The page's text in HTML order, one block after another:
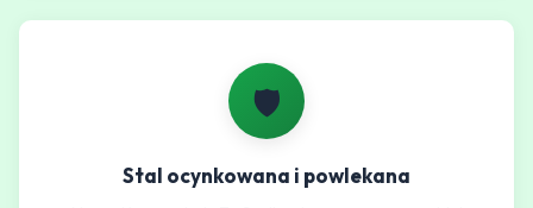
🛡️
Stal ocynkowana i powlekana